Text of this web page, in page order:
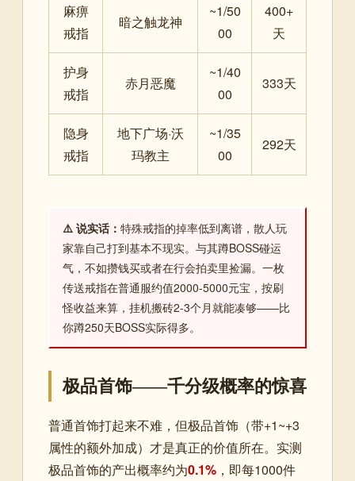
麻痹
戒指
暗之触龙神
~1/50
00
400+
天
护身
戒指
赤月恶魔
~1/40
00
333天
隐身
戒指
地下广场·沃
玛教主
~1/35
00
292天
⚠️ 说实话： 特殊戒指的掉率低到离谱，散人玩
家靠自己打到基本不现实。与其蹲BOSS碰运
气，不如攒钱买或者在行会拍卖里捡漏。一枚
传送戒指在普通服约值2000-5000元宝，按刷
怪收益来算，挂机搬砖2-3个月就能凑够——比
你蹲250天BOSS实际得多。
极品首饰——千分级概率的惊喜
普通首饰打起来不难，但极品首饰（带+1~+3
属性的额外加成）才是真正的价值所在。实测
极品首饰的产出概率约为0.1% ，即每1000件